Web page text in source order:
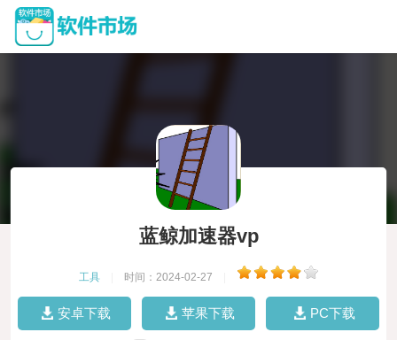
蓝鲸加速器vp
工具 时间：2024-02-27
安卓下载 苹果下载 PC下载